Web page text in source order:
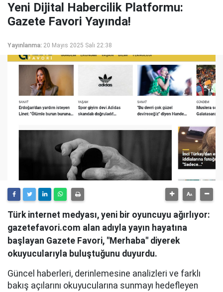
Yeni Dijital Habercilik Platformu:
Gazete Favori Yayında!
Yayınlanma: 20 Mayıs 2025 Salı 22:38
Türk internet medyası, yeni bir oyuncuyu ağırlıyor:
gazetefavori.com alan adıyla yayın hayatına
başlayan Gazete Favori, "Merhaba" diyerek
okuyucularıyla buluştuğunu duyurdu.
Güncel haberleri, derinlemesine analizleri ve farklı
bakış açılarını okuyucularına sunmayı hedefleyen